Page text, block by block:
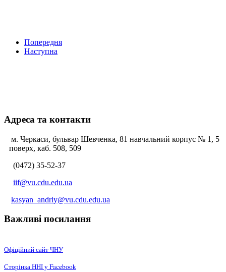
Попередня
Наступна
Адреса та контакти
м. Черкаси, бульвар Шевченка, 81 навчальний корпус № 1, 5
поверх, каб. 508, 509
(0472) 35-52-37
iif@vu.cdu.edu.ua
kasyan_andriy@vu.cdu.edu.ua
Важливі посилання
Офіційний сайт ЧНУ
Сторінка ННІ у Facebook